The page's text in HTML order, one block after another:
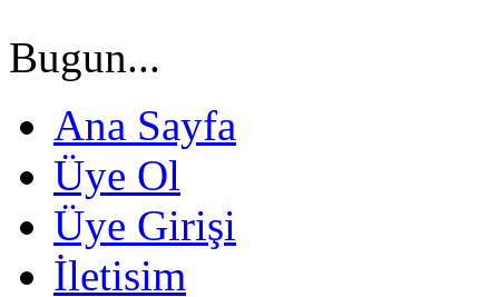
Bugun...
Ana Sayfa
Üye Ol
Üye Girişi
İletisim